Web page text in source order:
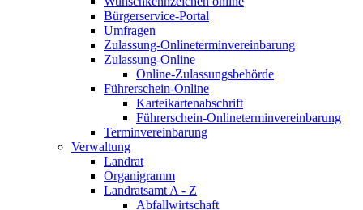
Bürgerservice-Portal
Umfragen
Zulassung-Onlineterminvereinbarung
Zulassung-Online
Online-Zulassungsbehörde
Führerschein-Online
Karteikartenabschrift
Führerschein-Onlineterminvereinbarung
Terminvereinbarung
Verwaltung
Landrat
Organigramm
Landratsamt A - Z
Abfallwirtschaft